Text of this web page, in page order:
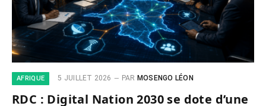
AFRIQUE 5 JUILLET 2026 PAR MOSENGO LÉON
RDC : Digital Nation 2030 se dote d’une